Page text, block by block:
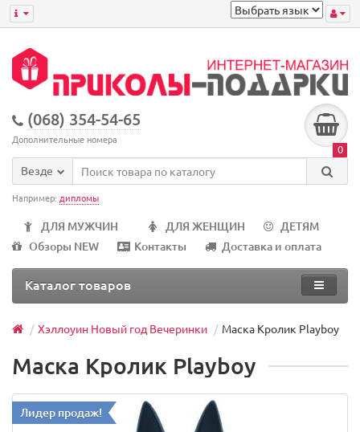
(068) 354-54-65
Дополнительные номера
0
Везде
Например: дипломы
ДЛЯ МУЖЧИН ДЛЯ ЖЕНЩИН
ДЕТЯМ
Обзоры NEW
Контакты Доставка и оплата
Каталог товаров
Хэллоуин Новый год Вечеринки Маска Кролик Playboy
Маска Кролик Playboy
Лидер продаж!